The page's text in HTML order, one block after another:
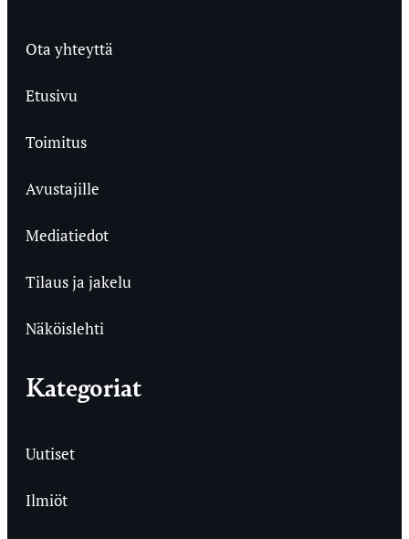
Ota yhteyttä
Etusivu
Toimitus
Avustajille
Mediatiedot
Tilaus ja jakelu
Näköislehti
Kategoriat
Uutiset
Ilmiöt